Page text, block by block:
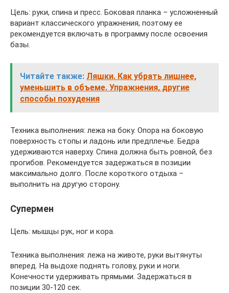
Цель: руки, спина и пресс. Боковая планка – усложненный
вариант классического упражнения, поэтому ее
рекомендуется включать в программу после освоения
базы.
Читайте также: Ляшки. Как убрать лишнее,
уменьшить в объеме. Упражнения, другие
способы похудения
Техника выполнения: лежа на боку. Опора на боковую
поверхность стопы и ладонь или предплечье. Бедра
удерживаются наверху. Спина должна быть ровной, без
прогибов. Рекомендуется задержаться в позиции
максимально долго. После короткого отдыха –
выполнить на другую сторону.
Супермен
Цель: мышцы рук, ног и кора.
Техника выполнения: лежа на животе, руки вытянуты
вперед. На выдохе поднять голову, руки и ноги.
Конечности удерживать прямыми. Задержаться в
позиции 30-120 сек.